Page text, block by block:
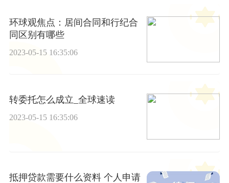
环球观焦点：居间合同和行纪合
同区别有哪些
2023-05-15 16:35:06
转委托怎么成立_全球速读
2023-05-15 16:35:06
抵押贷款需要什么资料 个人申请